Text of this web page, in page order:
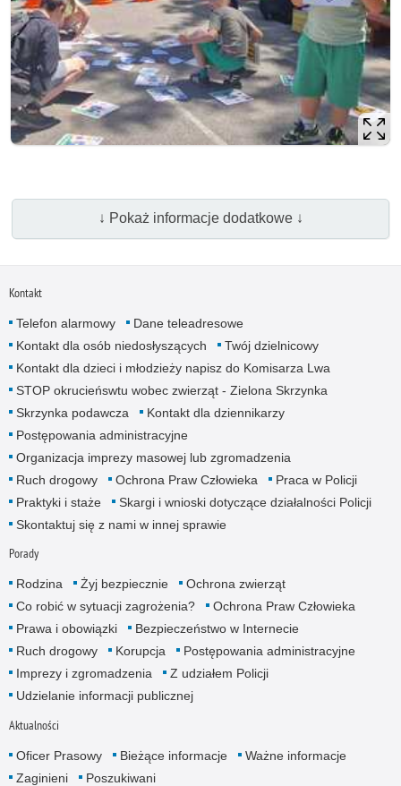
↓ Pokaż informacje dodatkowe ↓
Kontakt
Telefon alarmowy
Dane teleadresowe
Kontakt dla osób niedosłyszących
Twój dzielnicowy
Kontakt dla dzieci i młodzieży napisz do Komisarza Lwa
STOP okrucieńswtu wobec zwierząt - Zielona Skrzynka
Skrzynka podawcza
Kontakt dla dziennikarzy
Postępowania administracyjne
Organizacja imprezy masowej lub zgromadzenia
Ruch drogowy
Ochrona Praw Człowieka
Praca w Policji
Praktyki i staże
Skargi i wnioski dotyczące działalności Policji
Skontaktuj się z nami w innej sprawie
Porady
Rodzina Żyj bezpiecznie
Ochrona zwierząt
Co robić w sytuacji zagrożenia?
Ochrona Praw Człowieka
Prawa i obowiązki
Bezpieczeństwo w Internecie
Ruch drogowy
Korupcja
Postępowania administracyjne
Imprezy i zgromadzenia
Z udziałem Policji
Udzielanie informacji publicznej
Aktualności
Oficer Prasowy Bieżące informacje
Ważne informacje
Zaginieni
Poszukiwani